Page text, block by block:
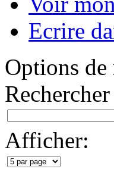
Ecrire
Options de
Afficher: